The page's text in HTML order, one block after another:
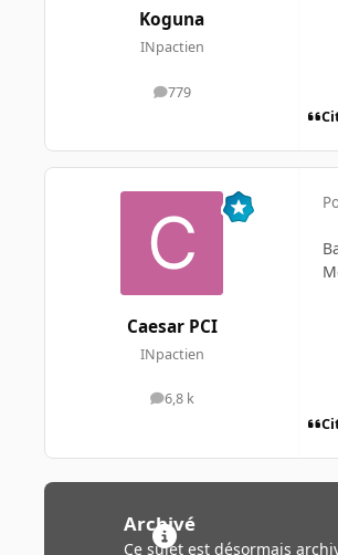
Koguna
INpactien
779
messages
Caesar PCI
INpactien
6,8 k
messages
Archivé
Ce sujet est désormais